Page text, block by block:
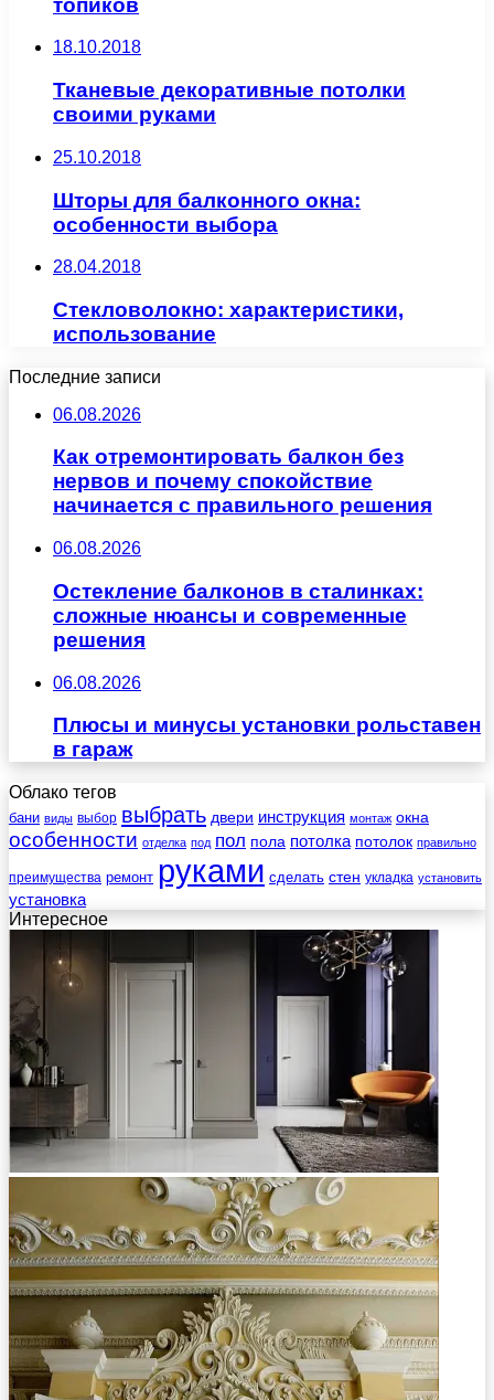
топиков
18.10.2018
Тканевые декоративные потолки
своими руками
25.10.2018
Шторы для балконного окна:
особенности выбора
28.04.2018
Стекловолокно: характеристики,
использование
Последние записи
06.08.2026
Как отремонтировать балкон без
нервов и почему спокойствие
начинается с правильного решения
06.08.2026
Остекление балконов в сталинках:
сложные нюансы и современные
решения
06.08.2026
Плюсы и минусы установки рольставен
в гараж
Облако тегов
бани виды выбор выбрать двери инструкция монтаж окна
особенности отделка под пол пола потолка потолок правильно
преимущества ремонт руками сделать стен укладка установить
установка
Интересное